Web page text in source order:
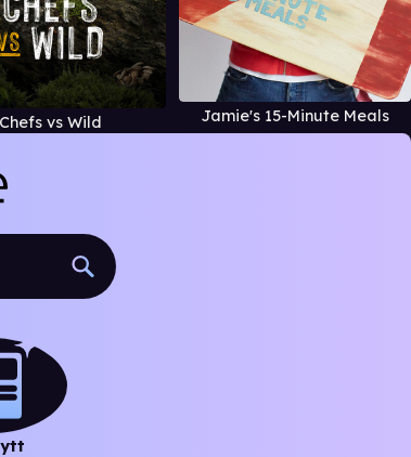
Chefs vs Wild Jamie's 15-Minute Meals